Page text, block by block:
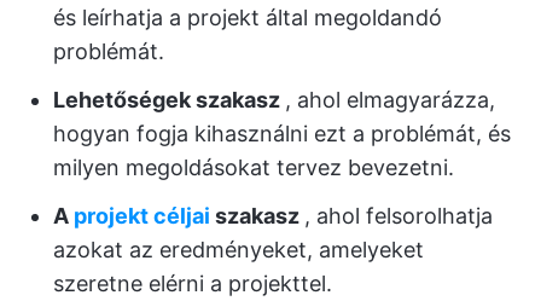
és leírhatja a projekt által megoldandó
problémát.
Lehetőségek szakasz , ahol elmagyarázza,
hogyan fogja kihasználni ezt a problémát, és
milyen megoldásokat tervez bevezetni.
A projekt céljai szakasz , ahol felsorolhatja
azokat az eredményeket, amelyeket
szeretne elérni a projekttel.